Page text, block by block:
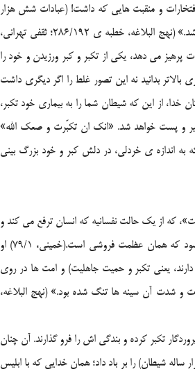
و منقبت هایی که داشت! (عبادات شش هزار
ساله) از میان رفت (بحرانی، 330)، و سبب «نخستین گناهی گردید که خدا با آن معصیت شد.» (نهج البلاغه، خطبه ی 286/192؛ ثقفی تهرانی،
پرهیز می دهد، یکی از تکبر و کبر ورزیدن و خود را
بالاتر بدانید نه این تصور غلط را اگر دیگری داشت
بندگان خدا، از این که شیطان شما را به بیماری خود تکبر،
که تکبر کننده، خوار و حقیر و پست خواهد شد. «انک ان تکبّرت و صعک الله»
«کسی که به اندازه ی خردلی، در دلش کبر و خود بزرگ بینی
و غرور نیست»، که از یک حالت نفسانیه که انسان ترفع می کند و
بزرگی کند و بزرگی فروشد برغیر خود، و از آن اعمالی است که در خارج از انسان صادر شود که همان عظمت فروشی است.(خمینی، 79/1) او
یعنی تکبر و حمیت جاهلیت) و امت ها در روی
و شدت آن سینه ها تنگ شده بود.» (نهج البلاغه،
تکبر کرده و بندگی اش را فرو گذارند. آن چنان
شیطان) را بر باد داد؛ همان خدایی که با ابلیس